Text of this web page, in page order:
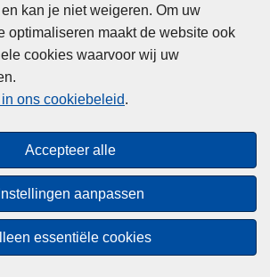
kan je niet weigeren. Om uw
optimaliseren maakt de website ook
cookies waarvoor wij uw
ons cookiebeleid.
Accepteer alle
Instellingen aanpassen
essentiële cookies
Privacy
Cookies
Toegankelijkheid
© 2026 Politie.be